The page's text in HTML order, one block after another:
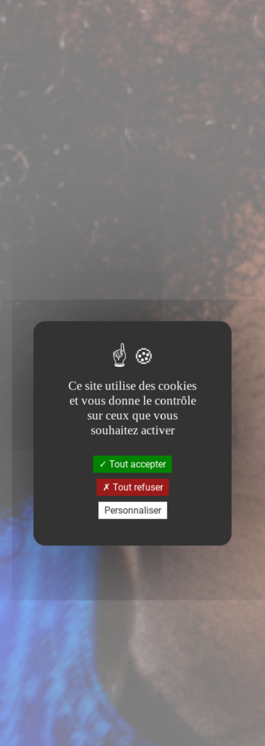
Ce site utilise des cookies
et vous donne le contrôle
sur ceux que vous
souhaitez activer
Tout accepter
Tout refuser
Personnaliser